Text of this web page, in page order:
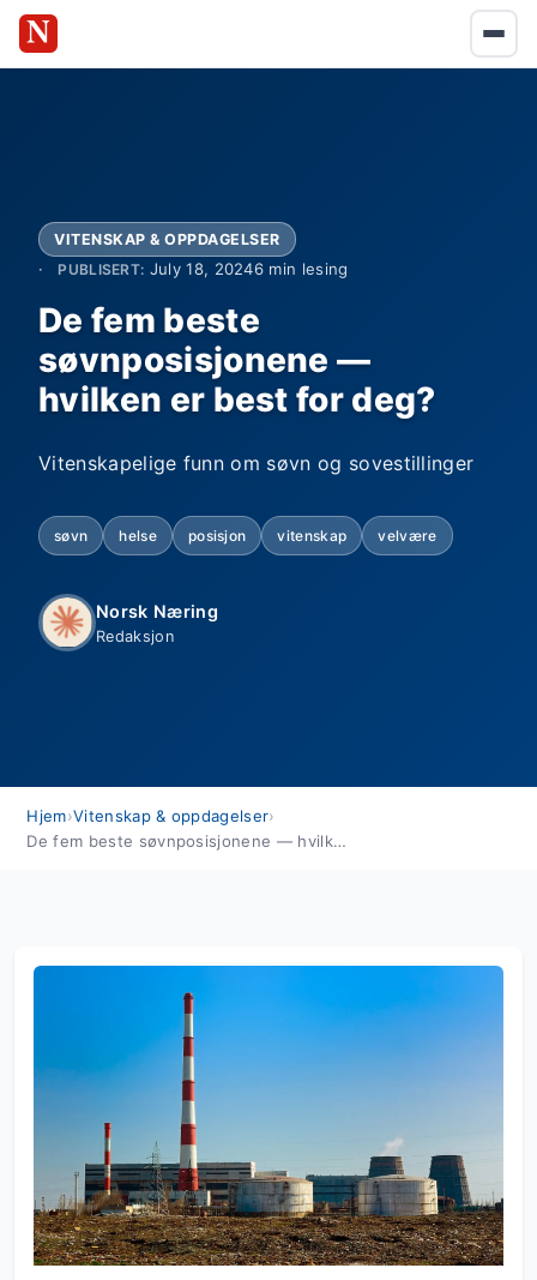
VITENSKAP & OPPDAGELSER
PUBLISERT: July 18, 20246 min lesing
De fem beste
søvnposisjonene —
hvilken er best for deg?
Vitenskapelige funn om søvn og sovestillinger
søvn helse posisjon vitenskap velvære
Norsk Næring
Redaksjon
Hjem›Vitenskap & oppdagelser›
De fem beste søvnposisjonene — hvilken er best for deg?